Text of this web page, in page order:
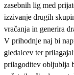
zasebnih lig med
izzivanje drugih
vračanja in generira
V prihodnje naj bi
gledalcev ter
prilagoditev obljublja